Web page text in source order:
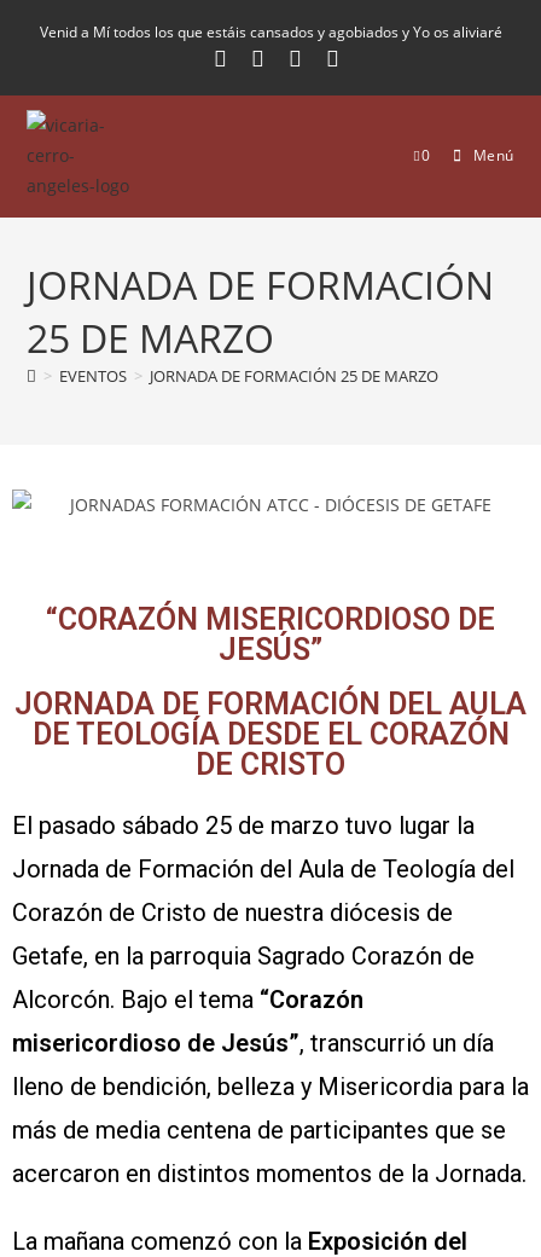
Venid a Mí todos los que estáis cansados y agobiados y Yo os aliviaré
0 Menú
JORNADA DE FORMACIÓN
25 DE MARZO
> EVENTOS > JORNADA DE FORMACIÓN 25 DE MARZO
“CORAZÓN MISERICORDIOSO DE
JESÚS”
JORNADA DE FORMACIÓN DEL AULA
DE TEOLOGÍA DESDE EL CORAZÓN
DE CRISTO
El pasado sábado 25 de marzo tuvo lugar la
Jornada de Formación del Aula de Teología del
Corazón de Cristo de nuestra diócesis de
Getafe, en la parroquia Sagrado Corazón de
Alcorcón. Bajo el tema “Corazón
misericordioso de Jesús”, transcurrió un día
lleno de bendición, belleza y Misericordia para la
más de media centena de participantes que se
acercaron en distintos momentos de la Jornada.
La mañana comenzó con la Exposición del